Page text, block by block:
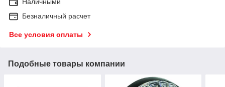
Безналичный расчет
Все условия оплаты
Подобные товары компании